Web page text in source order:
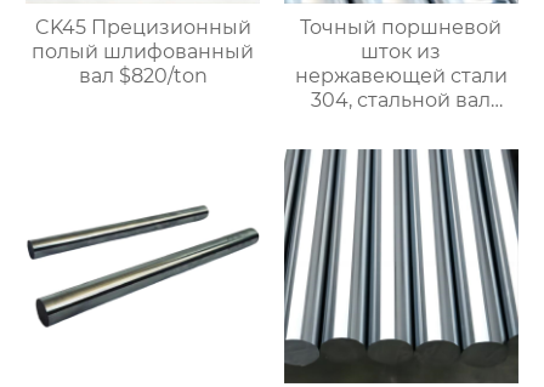
CK45 Прецизионный
полый шлифованный
вал $820/ton
Точный поршневой
шток из
нержавеющей стали
304, стальной вал
подшипника, полый и
полный
хромированный вал.
$900/Ton